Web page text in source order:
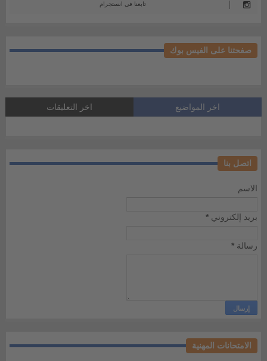
تابعنا في انستجرام
صفحتنا على الفيس بوك
اخر المواضيع اخر التعليقات
اتصل بنا
الاسم
بريد إلكتروني *
رسالة *
الامتحانات المهنية